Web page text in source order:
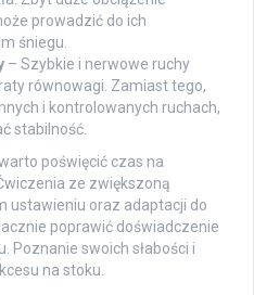
prowadzić do ich
śniegu.
– Szybkie i nerwowe ruchy
równowagi. Zamiast tego,
i kontrolowanych ruchach,
stabilność.
poświęcić czas na
ze zwiększoną
ustawieniu oraz adaptacji do
poprawić doświadczenie
Poznanie swoich słabości i
na stoku.